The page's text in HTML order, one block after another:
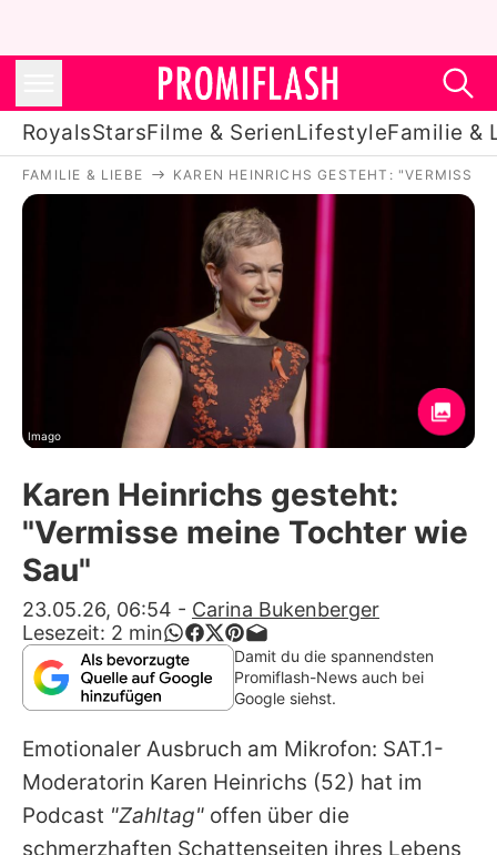
RoyalsStarsFilme & SerienLifestyleFamilie &
Royals
Stars
Filme & Serien
Lifestyle
Familie & Liebe
Promiflash Exklusiv
Alle Themen auf Promiflash
App runterladen
Team
Redaktionelle Richtlinien
Impressum
Datenschutzerklärung
Nutzungsbedingungen
FAMILIE & LIEBE KAREN HEINRICHS GESTEHT: "VERMISSE
Imago
Karen Heinrichs gesteht:
"Vermisse meine Tochter wie
Sau"
23.05.26, 06:54 - Carina Bukenberger
Lesezeit: 2 min
Damit du die spannendsten
Promiflash-News auch bei
Google siehst.
Emotionaler Ausbruch am Mikrofon: SAT.1-
Moderatorin Karen Heinrichs (52) hat im
Podcast "Zahltag" offen über die
schmerzhaften Schattenseiten ihres Lebens